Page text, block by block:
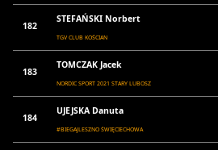
182
STEFAŃSKI Norbert
TGV CLUB KOŚCIAN
183
TOMCZAK Jacek
NORDIC SPORT 2021 STARY LUBOSZ
184
UJEJSKA Danuta
#BIEGAJLESZNO ŚWIĘCIECHOWA